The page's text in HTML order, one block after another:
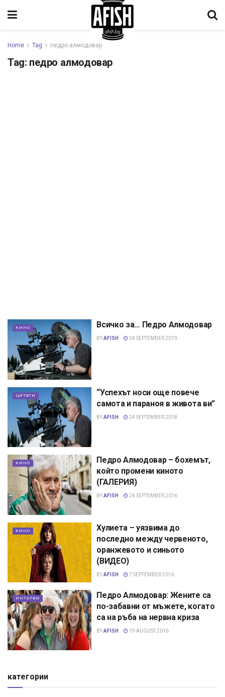
Home Tag педро алмодовар
Tag: педро алмодовар
КИНО Всичко за… Педро Алмодовар
BYAFISH 24 SEPTEMBER 2019
ЦИТАТИ
“Успехът носи още повече
самота и параноя в живота ви”
BYAFISH 24 SEPTEMBER 2018
КИНО
Педро Алмодовар – бохемът,
който промени киното
(ГАЛЕРИЯ)
BYAFISH 24 SEPTEMBER 2016
КИНО
Хулиета – уязвима до
последно между червеното,
оранжевото и синьото
(ВИДЕО)
BYAFISH 7 SEPTEMBER 2016
ИНТЕРВЮ
Педро Алмодовар: Жените са
по-забавни от мъжете, когато
са на ръба на нервна криза
BYAFISH 19 AUGUST 2016
категории